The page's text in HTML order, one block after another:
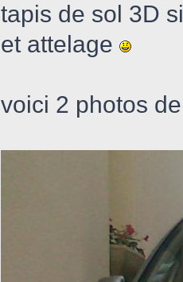
tapis de sol 3D
et attelage
voici 2 photos